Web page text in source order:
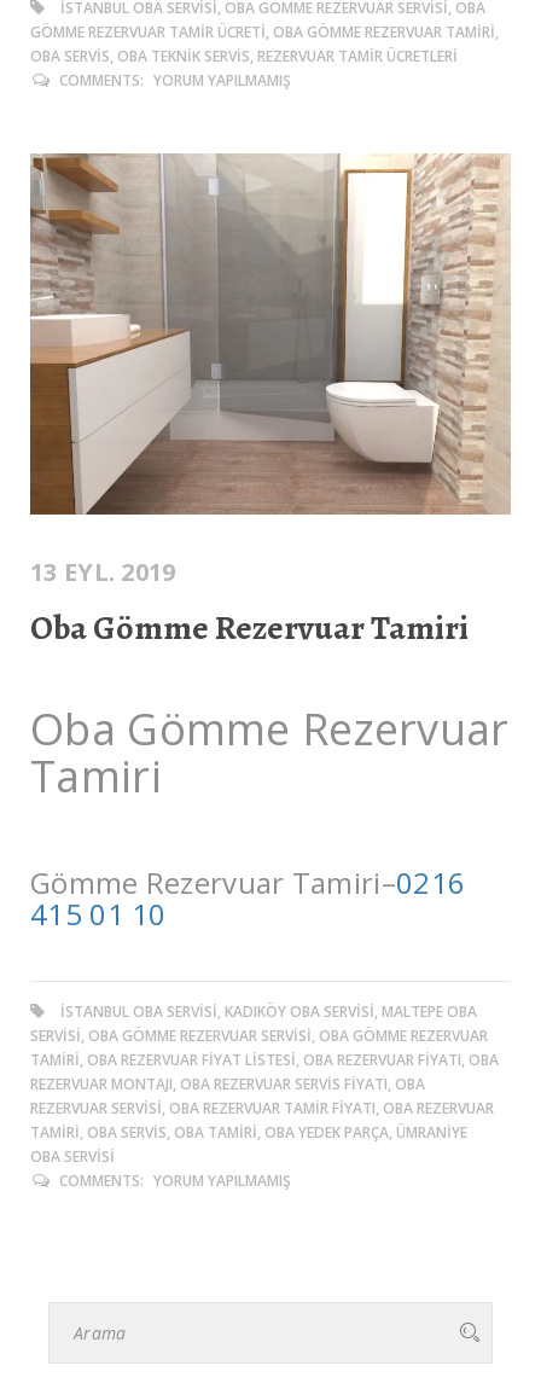
ISTANBUL OBA SERVISI, OBA GÖMME REZERVUAR SERVISI, OBA
GÖMME REZERVUAR TAMIR ÜCRETI, OBA GÖMME REZERVUAR TAMIRI,
OBA SERVIS, OBA TEKNIK SERVIS, REZERVUAR TAMIR ÜCRETLERI
COMMENTS: YORUM YAPILMAMIŞ
13 EYL. 2019
Oba Gömme Rezervuar Tamiri
Oba Gömme Rezervuar
Tamiri
Gömme Rezervuar Tamiri–0216
415 01 10
ISTANBUL OBA SERVISI, KADIKÖY OBA SERVISI, MALTEPE OBA
SERVISI, OBA GÖMME REZERVUAR SERVISI, OBA GÖMME REZERVUAR
TAMIRI, OBA REZERVUAR FIYAT LISTESI, OBA REZERVUAR FIYATI, OBA
REZERVUAR MONTAJI, OBA REZERVUAR SERVIS FIYATI, OBA
REZERVUAR SERVISI, OBA REZERVUAR TAMIR FIYATI, OBA REZERVUAR
TAMIRI, OBA SERVIS, OBA TAMIRI, OBA YEDEK PARÇA, ÜMRANIYE
OBA SERVISI
COMMENTS: YORUM YAPILMAMIŞ